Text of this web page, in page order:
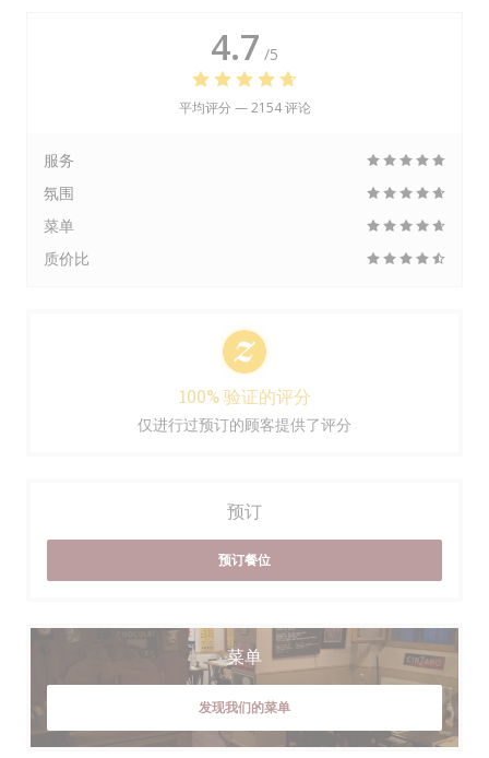
4.7 /5
平均评分 —2154 评论
服务
氛围
菜单
质价比
100% 验证的评分
仅进行过预订的顾客提供了评分
预订
预订餐位
菜单
发现我们的菜单